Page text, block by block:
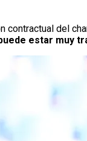
contractual del
estar muy